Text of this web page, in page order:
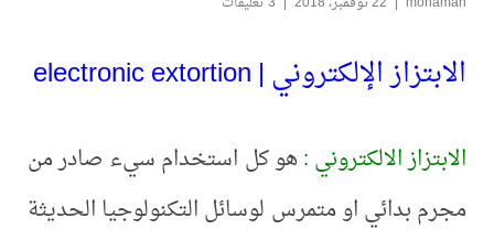
الابتزاز الإلكتروني | electronic extortion
الابتزاز الالكتروني :هو كل استخدام سيء صادر من
مجرم بدائي او متمرس لوسائل التكنولوجيا الحديثة